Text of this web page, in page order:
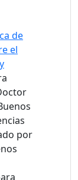
de
el
por